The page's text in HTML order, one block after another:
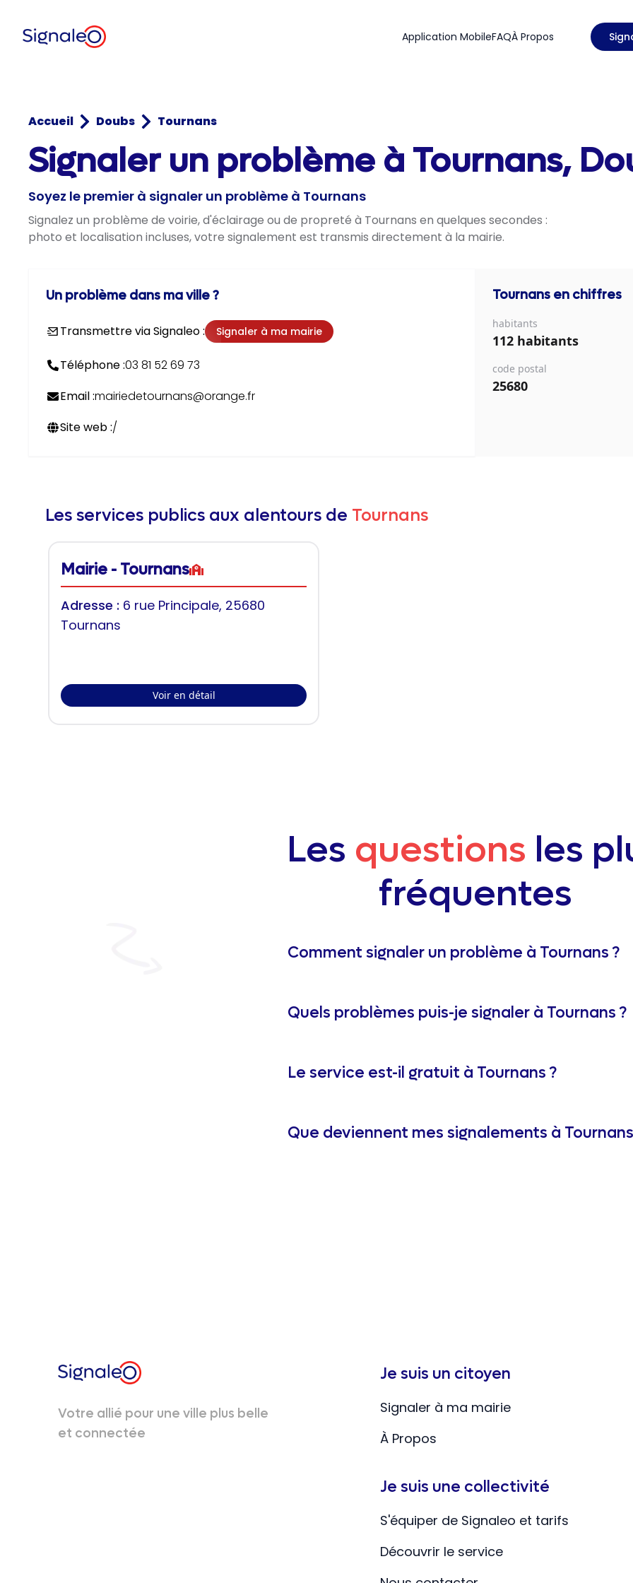
Application MobileFAQÀ Propos
Accueil Doubs Tournans
Signaler un problème à Tournans,
Soyez le premier à signaler un problème à Tournans
Signalez un problème de voirie, d'éclairage ou de propreté à Tournans en quelques secondes :
photo et localisation incluses, votre signalement est transmis directement à la mairie.
Un problème dans ma ville ?
Transmettre via Signaleo : Signaler à ma mairie
Téléphone :03 81 52 69 73
Email :mairiedetournans@orange.fr
Site web :/
Tournans en chiffres
habitants
112 habitants
code postal
25680
Les services publics aux alentours de Tournans
Mairie - Tournans
Adresse : 6 rue Principale, 25680
Tournans
Voir en détail
Les questions les
fréquentes
Comment signaler un problème à Tournans ?
Quels problèmes puis-je signaler à Tournans ?
Le service est-il gratuit à Tournans ?
Que deviennent mes signalements à
Votre allié pour une ville plus belle
et connectée
Je suis un citoyen
Signaler à ma mairie
À Propos
Je suis une collectivité
S'équiper de Signaleo et tarifs
Découvrir le service